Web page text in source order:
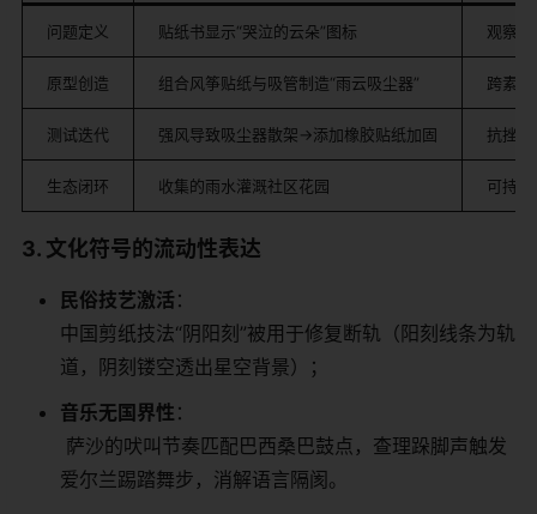
问题定义 贴纸书显示“哭泣的云朵”图标 观察
原型创造 组合风筝贴纸与吸管制造“雨云吸尘器” 跨素
测试迭代 强风导致吸尘器散架→添加橡胶贴纸加固 抗挫
生态闭环 收集的雨水灌溉社区花园 可持
​3. 文化符号的流动性表达​
​民俗技艺激活​ ​：
中国剪纸技法“阴阳刻”被用于修复断轨（阳刻线条为轨
道，阴刻镂空透出星空背景）；
​音乐无国界性​ ​：
️ 萨沙的吠叫节奏匹配巴西桑巴鼓点，查理跺脚声触发
爱尔兰踢踏舞步，消解语言隔阂。